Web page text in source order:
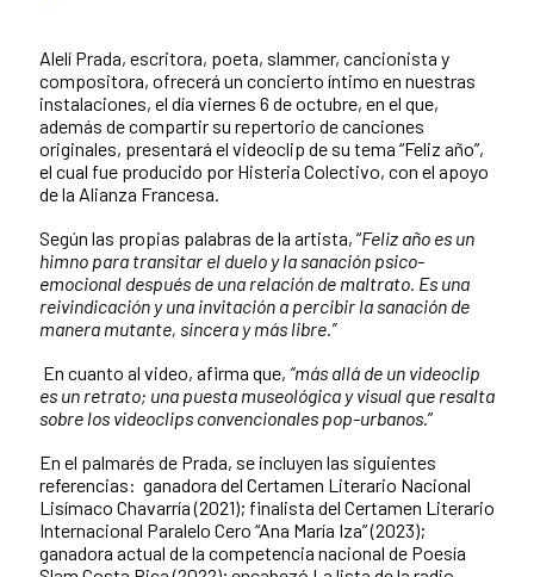
Alelí Prada, escritora, poeta, slammer, cancionista y
compositora, ofrecerá un concierto íntimo en nuestras
instalaciones, el día viernes 6 de octubre, en el que,
además de compartir su repertorio de canciones
originales, presentará el videoclip de su tema “Feliz año”,
el cual fue producido por Histeria Colectivo, con el apoyo
de la Alianza Francesa.
Según las propias palabras de la artista, “Feliz año es un
himno para transitar el duelo y la sanación psico-
emocional después de una relación de maltrato. Es una
reivindicación y una invitación a percibir la sanación de
manera mutante, sincera y más libre.”
En cuanto al video, afirma que, “más allá de un videoclip
es un retrato; una puesta museológica y visual que resalta
sobre los videoclips convencionales pop-urbanos.”
En el palmarés de Prada, se incluyen las siguientes
referencias: ganadora del Certamen Literario Nacional
Lisímaco Chavarría (2021); finalista del Certamen Literario
Internacional Paralelo Cero “Ana María Iza” (2023);
ganadora actual de la competencia nacional de Poesía